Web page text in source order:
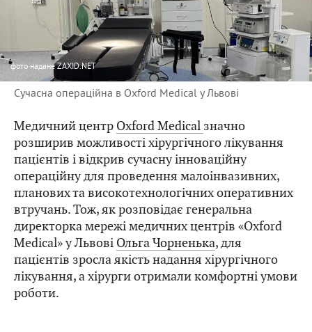
фото надане ZAXID.NET
Сучасна операційна в Oxford Medical у Львові
Медичний центр Oxford Medical значно
розширив можливості хірургічного лікування
пацієнтів і відкрив сучасну інноваційну
операційну для проведення малоінвазивних,
планових та високотехнологічних оперативних
втручань. Тож, як розповідає генеральна
директорка мережі медичних центрів «Oxford
Medical» у Львові Ольга Чорненька, для
пацієнтів зросла якість надання хірургічного
лікування, а хірурги отримали комфортні умови
роботи.